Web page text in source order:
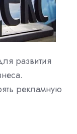
развития
рекламную